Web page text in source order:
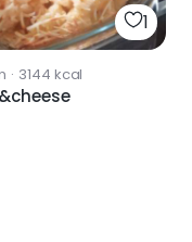
1
· 3144 kcal